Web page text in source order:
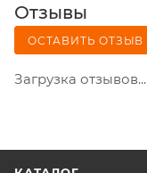
Отзывы
ОСТАВИТЬ ОТЗЫВ
Загрузка отзывов...